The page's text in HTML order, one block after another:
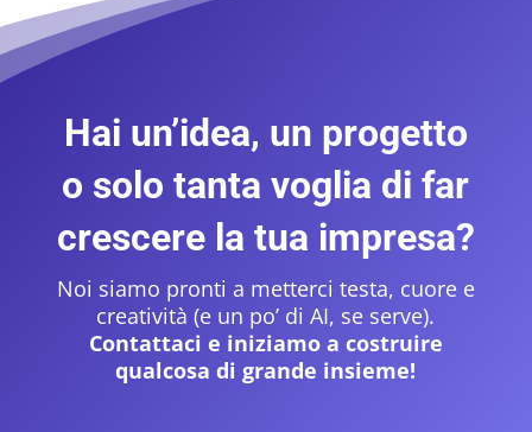
Hai un’idea, un progetto
o solo tanta voglia di far
crescere la tua impresa?
Noi siamo pronti a metterci testa, cuore e
creatività (e un po’ di AI, se serve).
Contattaci e iniziamo a costruire
qualcosa di grande insieme!